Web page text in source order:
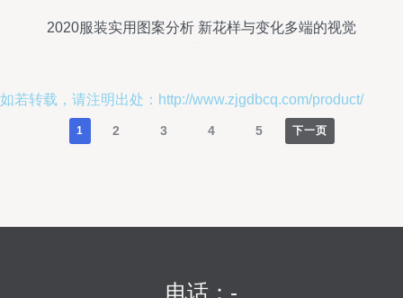
2020服装实用图案分析 新花样与变化多端的视觉
如若转载，请注明出处：http://www.zjgdbcq.com/product/
1 2 3 4 5 下一页
电话：-